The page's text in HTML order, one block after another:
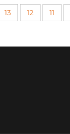
11
12
13